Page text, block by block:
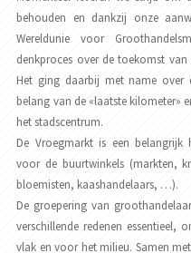
behouden en dankzij onze
Wereldunie voor
denkproces over de toekomst
Het ging daarbij met name over
belang van de «laatste kilometer»
het stadscentrum.
De Vroegmarkt is een belangrijk
voor de buurtwinkels (markten,
bloemisten, kaashandelaars, …).
De groepering van
verschillende redenen essentieel,
vlak en voor het milieu. Samen